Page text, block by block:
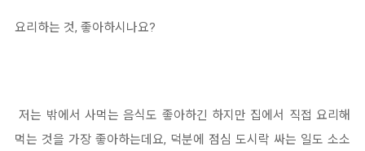
요리하는 것, 좋아하시나요?
저는 밖에서 사먹는 음식도 좋아하긴 하지만 집에서 직접 요리해
먹는 것을 가장 좋아하는데요, 덕분에 점심 도시락 싸는 일도 소소